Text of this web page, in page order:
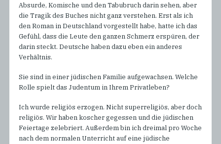
Absurde, Komische und den Tabubruch darin sehen, aber
die Tragik des Buches nicht ganz verstehen. Erst als ich
den Roman in Deutschland vorgestellt habe, hatte ich das
Gefühl, dass die Leute den ganzen Schmerz erspüren, der
darin steckt. Deutsche haben dazu eben ein anderes
Verhältnis.
Sie sind in einer jüdischen Familie aufgewachsen. Welche
Rolle spielt das Judentum in Ihrem Privatleben?
Ich wurde religiös erzogen. Nicht superreligiös, aber doch
religiös. Wir haben koscher gegessen und die jüdischen
Feiertage zelebriert. Außerdem bin ich dreimal pro Woche
nach dem normalen Unterricht auf eine jüdische